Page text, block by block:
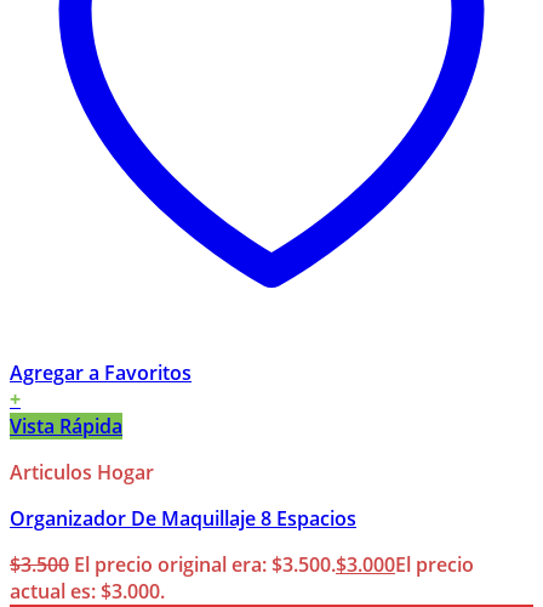
Agregar a Favoritos
+
Vista Rápida
Articulos Hogar
Organizador De Maquillaje 8 Espacios
$3.500 El precio original era: $3.500.$3.000El precio
actual es: $3.000.